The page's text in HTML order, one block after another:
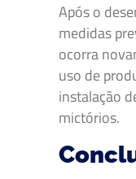
Após o
medidas
ocorra
uso de
instalação
mictórios.